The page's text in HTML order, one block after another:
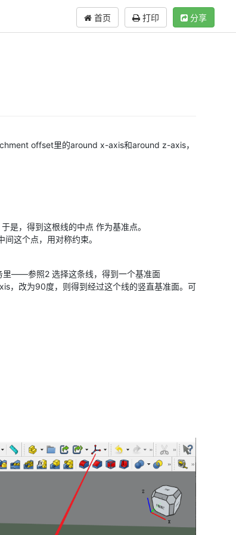
首页 打印 分享
offset里的around x-axis和around z-axis，
，得到这根线的中点 作为基准点。
这个点，用对称约束。
——参照2 选择这条线，得到一个基准面
，改为90度，则得到经过这个线的竖直基准面。可